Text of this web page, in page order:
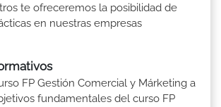
te ofreceremos la posibilidad de
en nuestras empresas
FP Gestión Comercial y Márketing a
fundamentales del curso FP